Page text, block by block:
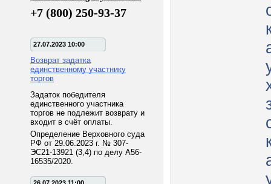
+7 (800) 250-93-37
27.07.2023 10:00
Возврат задатка
единственному участнику
торгов
Задаток победителя
единственного участника
торгов не подлежит возврату и
входит в счёт оплаты.
Определение Верховного суда
РФ от 29.06.2023 г. № 307-
ЭС21-13921 (3,4) по делу А56-
16535/2020.